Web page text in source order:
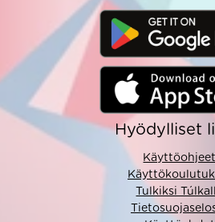
Hyödylliset
Käyttöohjeet
Tulkiksi